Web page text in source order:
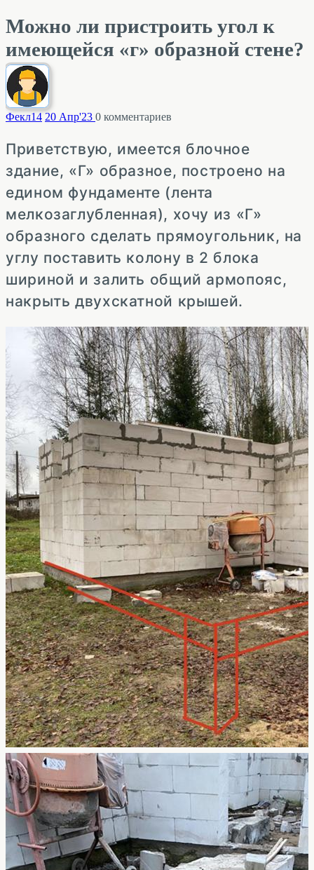
Можно ли пристроить угол к
имеющейся «г» образной стене?
Фекл14 20 Апр'23 0 комментариев
Приветствую, имеется блочное
здание, «Г» образное, построено на
едином фундаменте (лента
мелкозаглубленная), хочу из «Г»
образного сделать прямоугольник, на
углу поставить колону в 2 блока
шириной и залить общий армопояс,
накрыть двухскатной крышей.